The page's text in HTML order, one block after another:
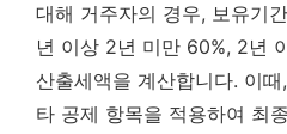
대해 거주자의 경우, 보유기
년 이상 2년 미만 60%, 2년
산출세액을 계산합니다. 이
타 공제 항목을 적용하여 최